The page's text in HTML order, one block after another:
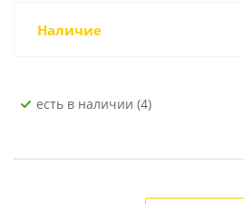
Наличие
Есть в наличии (4)